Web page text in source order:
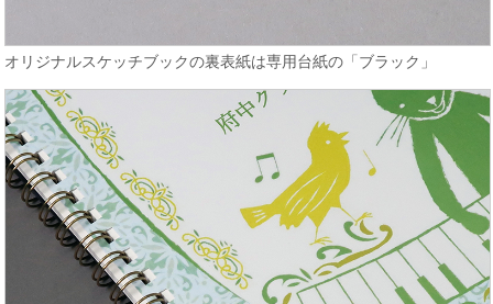
オリジナルスケッチブックの裏表紙は専用台紙の「ブラック」